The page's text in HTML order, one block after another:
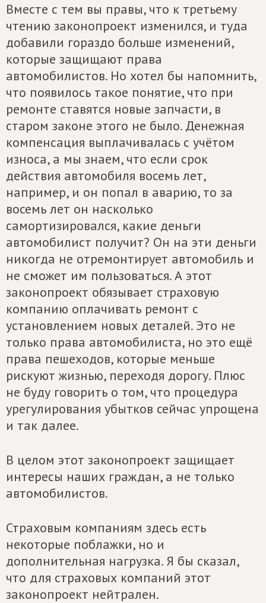
Вместе с тем вы правы, что к третьему
чтению законопроект изменился, и туда
добавили гораздо больше изменений,
которые защищают права
автомобилистов. Но хотел бы напомнить,
что появилось такое понятие, что при
ремонте ставятся новые запчасти, в
старом законе этого не было. Денежная
компенсация выплачивалась с учётом
износа, а мы знаем, что если срок
действия автомобиля восемь лет,
например, и он попал в аварию, то за
восемь лет он насколько
самортизировался, какие деньги
автомобилист получит? Он на эти деньги
никогда не отремонтирует автомобиль и
не сможет им пользоваться. А этот
законопроект обязывает страховую
компанию оплачивать ремонт с
установлением новых деталей. Это не
только права автомобилиста, но это ещё
права пешеходов, которые меньше
рискуют жизнью, переходя дорогу. Плюс
не буду говорить о том, что процедура
урегулирования убытков сейчас упрощена
и так далее.
В целом этот законопроект защищает
интересы наших граждан, а не только
автомобилистов.
Страховым компаниям здесь есть
некоторые поблажки, но и
дополнительная нагрузка. Я бы сказал,
что для страховых компаний этот
законопроект нейтрален.